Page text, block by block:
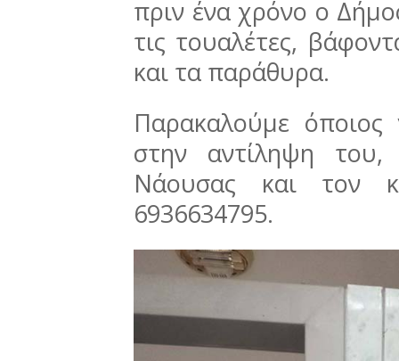
πριν ένα χρόνο ο
τις τουαλέτες,
και τα παράθυρα.
Παρακαλούμε όποιος
στην αντίληψη
Νάουσας και τον
6936634795.